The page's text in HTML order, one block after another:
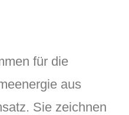
für die
aus
Sie zeichnen